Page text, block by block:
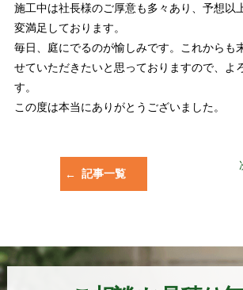
施工中は社長様のご厚意も多々あり、予想以
変満足しております。
毎日、庭にでるのが愉しみです。これからも
せていただきたいと思っておりますので、よ
す。
この度は本当にありがとうございました。
記事一覧